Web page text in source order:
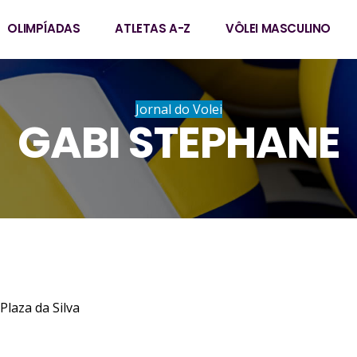
OLIMPÍADAS ATLETAS A-Z VÔLEI MASCULINO
Jornal do Volei
GABI STEPHANE
Plaza da Silva